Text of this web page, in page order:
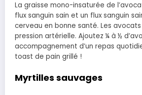
La graisse mono-insaturée de
flux sanguin sain et un flux sanguin
cerveau en bonne santé. Les
pression artérielle. Ajoutez ¼ à ½
accompagnement d’un repas
toast de pain grillé !
Myrtilles sauvages